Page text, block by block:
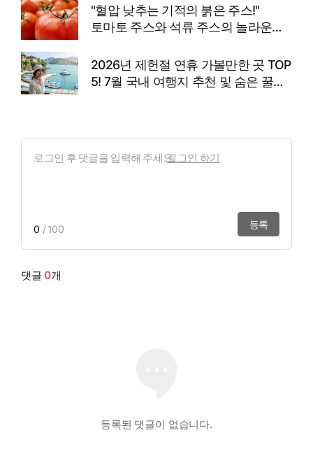
"혈압 낮추는 기적의 붉은 주스!"
토마토 주스와 석류 주스의 놀라운
2026년 제헌절 연휴 가볼만한 곳 TOP
5! 7월 국내 여행지 추천 및 숨은 꿀팁
로그인 하기
0 / 100 등록
댓글0개
등록된 댓글이 없습니다.